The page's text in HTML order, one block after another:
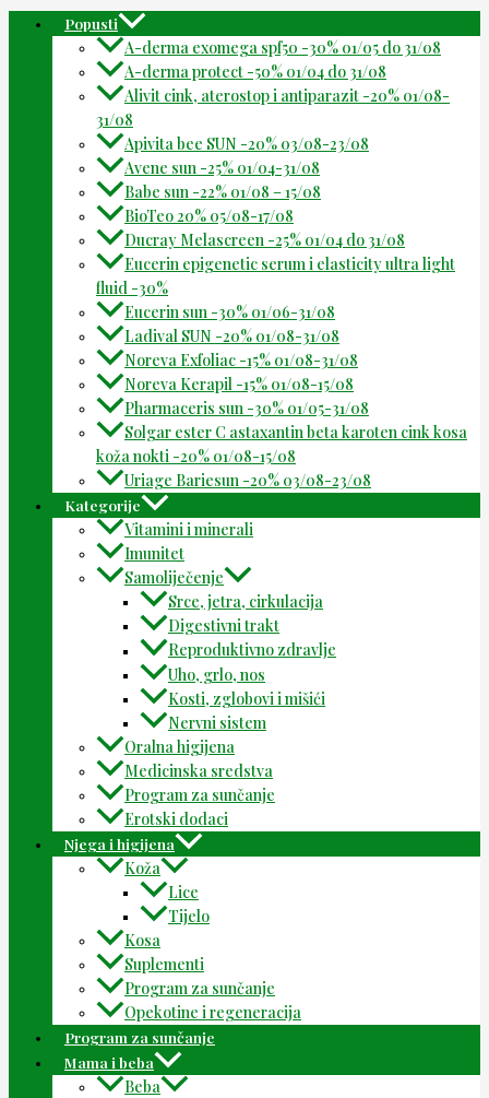
Popusti
A-derma exomega spf50 -30% 01/05 do 31/08
A-derma protect -50% 01/04 do 31/08
Alivit cink, aterostop i antiparazit -20% 01/08-
31/08
Apivita bee SUN -20% 03/08-23/08
Avene sun -25% 01/04-31/08
Babe sun -22% 01/08 – 15/08
BioTeo 20% 05/08-17/08
Ducray Melascreen -25% 01/04 do 31/08
Eucerin epigenetic serum i elasticity ultra light
fluid -30%
Eucerin sun -30% 01/06-31/08
Ladival SUN -20% 01/08-31/08
Noreva Exfoliac -15% 01/08-31/08
Noreva Kerapil -15% 01/08-15/08
Pharmaceris sun -30% 01/05-31/08
Solgar ester C astaxantin beta karoten cink kosa
koža nokti -20% 01/08-15/08
Uriage Bariesun -20% 03/08-23/08
Kategorije
Vitamini i minerali
Imunitet
Samoliječenje
Srce, jetra, cirkulacija
Digestivni trakt
Reproduktivno zdravlje
Uho, grlo, nos
Kosti, zglobovi i mišići
Nervni sistem
Oralna higijena
Medicinska sredstva
Program za sunčanje
Erotski dodaci
Njega i higijena
Koža
Lice
Tijelo
Kosa
Suplementi
Program za sunčanje
Opekotine i regeneracija
Program za sunčanje
Mama i beba
Beba